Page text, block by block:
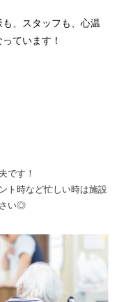
も、スタッフも、心温
ています！
です！
ト時など忙しい時は施設
さい◎